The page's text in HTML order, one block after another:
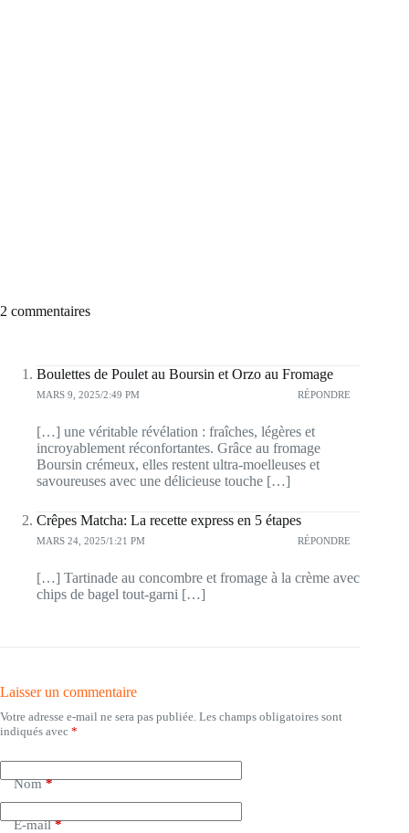
2 commentaires
Boulettes de Poulet au Boursin et Orzo au Fromage
MARS 9, 2025/2:49 PM RÉPONDRE
[…] une véritable révélation : fraîches, légères et
incroyablement réconfortantes. Grâce au fromage
Boursin crémeux, elles restent ultra-moelleuses et
savoureuses avec une délicieuse touche […]
Crêpes Matcha: La recette express en 5 étapes
MARS 24, 2025/1:21 PM RÉPONDRE
[…] Tartinade au concombre et fromage à la crème avec
chips de bagel tout-garni […]
Laisser un commentaire
Votre adresse e-mail ne sera pas publiée. Les champs obligatoires sont
indiqués avec *
Nom*
E-mail*